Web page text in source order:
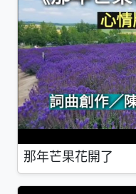
那年芒果花開了